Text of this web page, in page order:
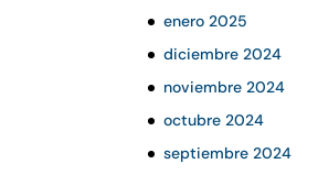
enero 2025
diciembre 2024
noviembre 2024
octubre 2024
septiembre 2024